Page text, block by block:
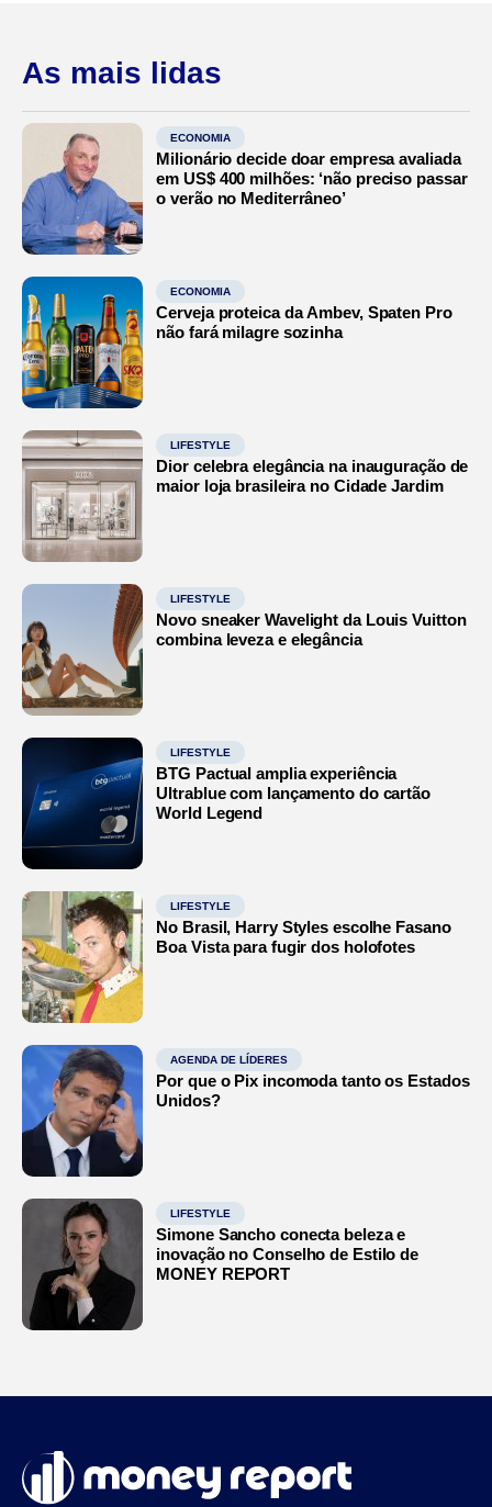
As mais lidas
ECONOMIA
Milionário decide doar empresa avaliada
em US$ 400 milhões: ‘não preciso passar
o verão no Mediterrâneo’
ECONOMIA
Cerveja proteica da Ambev, Spaten Pro
não fará milagre sozinha
LIFESTYLE
Dior celebra elegância na inauguração de
maior loja brasileira no Cidade Jardim
LIFESTYLE
Novo sneaker Wavelight da Louis Vuitton
combina leveza e elegância
LIFESTYLE
BTG Pactual amplia experiência
Ultrablue com lançamento do cartão
World Legend
LIFESTYLE
No Brasil, Harry Styles escolhe Fasano
Boa Vista para fugir dos holofotes
AGENDA DE LÍDERES
Por que o Pix incomoda tanto os Estados
Unidos?
LIFESTYLE
Simone Sancho conecta beleza e
inovação no Conselho de Estilo de
MONEY REPORT